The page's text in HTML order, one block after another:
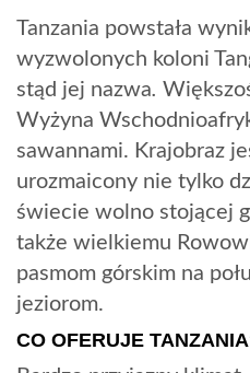
Tanzania powstała
wyzwolonych koloni
stąd jej nazwa.
Wyżyna
sawannami. Krajobraz
urozmaicony nie tylko
świecie wolno stojącej
także wielkiemu
pasmom górskim na
jeziorom.
CO OFERUJE